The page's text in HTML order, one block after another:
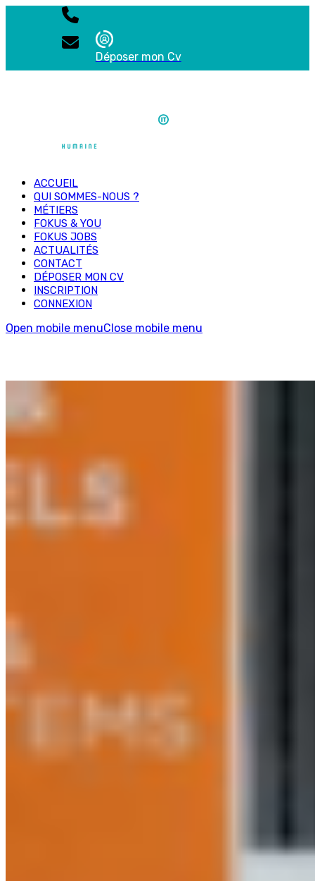
Déposer mon Cv
ACCUEIL
QUI SOMMES-NOUS ?
MÉTIERS
FOKUS & YOU
FOKUS JOBS
ACTUALITÉS
CONTACT
DÉPOSER MON CV
INSCRIPTION
CONNEXION
Open mobile menuClose mobile menu